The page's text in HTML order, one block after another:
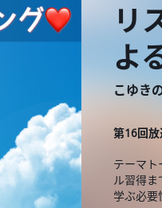
リ
よ
こゆき
第16回放
テーマ
ル習得
学ぶ必要